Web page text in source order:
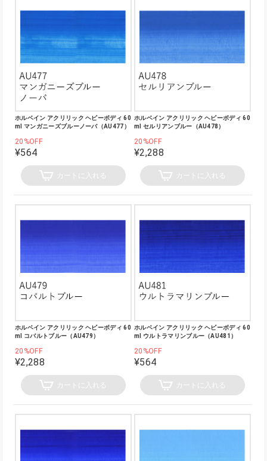
ホルベイン アクリリック ヘビーボディ 60
ml マンガニーズブルーノーバ（AU477）
20%OFF
¥564
カートに入れる
ホルベイン アクリリック ヘビーボディ 60
ml セルリアンブルー（AU478）
20%OFF
¥2,288
カートに入れる
ホルベイン アクリリック ヘビーボディ 60
ml コバルトブルー（AU479）
20%OFF
¥2,288
カートに入れる
ホルベイン アクリリック ヘビーボディ 60
ml ウルトラマリンブルー（AU481）
20%OFF
¥564
カートに入れる